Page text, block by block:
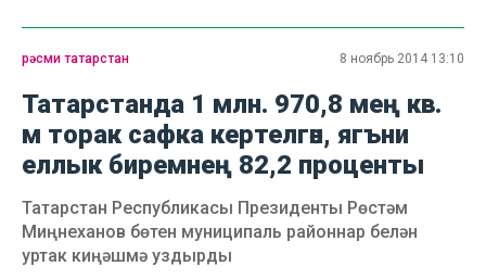
рәсми татарстан 8 ноябрь 2014 13:10
Татарстанда 1 млн. 970,8 мең кв.
м торак сафка кертелгән, ягъни
еллык биремнең 82,2 проценты
Татарстан Республикасы Президенты Рөстәм
Миңнеханов бөтен муниципаль районнар белән
уртак киңәшмә уздырды